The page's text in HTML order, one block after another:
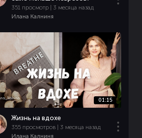
351 просмотр | 3 месяца назад
Илана Калниня
01:15
Жизнь на вдохе
355 просмотров | 3 месяца назад
Илана Калниня